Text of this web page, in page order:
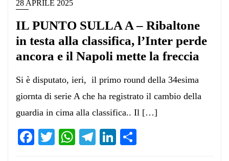
28 APRILE 2025
IL PUNTO SULLA A – Ribaltone
in testa alla classifica, l’Inter perde
ancora e il Napoli mette la freccia
Si è disputato, ieri, il primo round della 34esima
giornta di serie A che ha registrato il cambio della
guardia in cima alla classifica.. Il […]
Facebook
TwitterWhatsApp
Telegram
LinkedIn